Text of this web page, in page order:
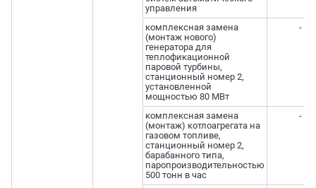
управления
комплексная замена
(монтаж нового)
генератора для
теплофикационной
паровой турбины,
станционный номер 2,
установленной
мощностью 80 МВт
-
комплексная замена
(монтаж) котлоагрегата на
газовом топливе,
станционный номер 2,
барабанного типа,
паропроизводительностью
500 тонн в час
-